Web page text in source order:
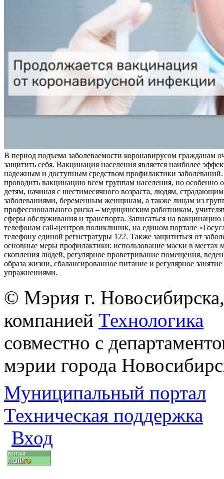
В период подъема заболеваемости коронавирусом гражданам
защитить себя. Вакцинация населения является наиболее
надежным и доступным средством профилактики заболеваний.
проводить вакцинацию всем группам населения, но особенно
детям, начиная с шестимесячного возраста, людям,
заболеваниями, беременным женщинам, а также лицам из
профессионального риска – медицинским работникам,
сферы обслуживания и транспорта. Записаться на
телефонам call-центров поликлиник, на едином портале
телефону единой регистратуры 122. Также защититься от
основные меры профилактики: использование маски в местах
скопления людей, регулярное проветривание помещения,
образа жизни, сбалансированное питание и регулярное
упражнениями.
© Мэрия г.
компанией Технологика
совместно с
мэрии города
Муниципальный портал
Техническая поддержка
Вход